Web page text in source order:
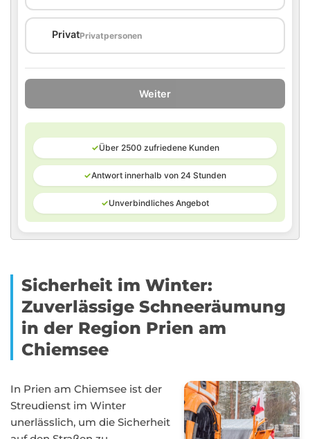
PrivatPrivatpersonen
Weiter
✓Über 2500 zufriedene Kunden
✓Antwort innerhalb von 24 Stunden
✓Unverbindliches Angebot
Sicherheit im Winter:
Zuverlässige Schneeräumung
in der Region Prien am
Chiemsee
In Prien am Chiemsee ist der
Streudienst im Winter
unerlässlich, um die Sicherheit